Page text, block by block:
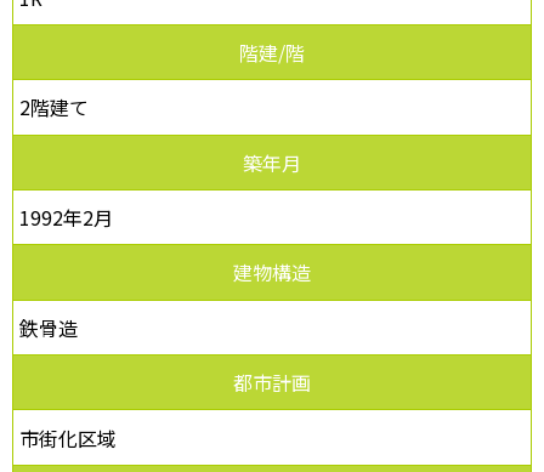
階建/階
2階建て
築年月
1992年2月
建物構造
鉄骨造
都市計画
市街化区域